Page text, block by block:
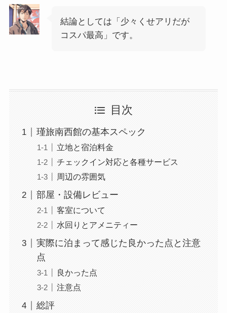
結論としては「少々くせアリだが
コスパ最高」です。
目次
瑾旅南西館の基本スペック
立地と宿泊料金
チェックイン対応と各種サービス
周辺の雰囲気
部屋・設備レビュー
客室について
水回りとアメニティー
実際に泊まって感じた良かった点と注意
点
良かった点
注意点
総評